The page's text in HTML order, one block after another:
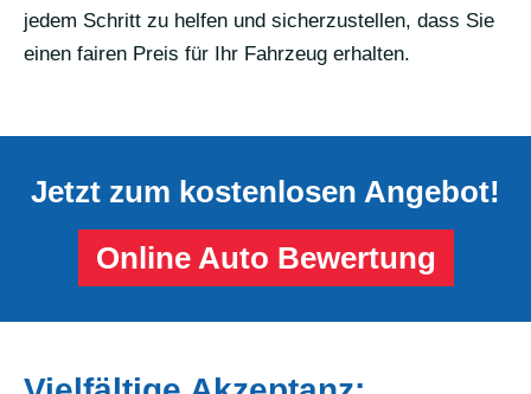
jedem Schritt zu helfen und sicherzustellen, dass Sie
einen fairen Preis für Ihr Fahrzeug erhalten.
Jetzt zum kostenlosen Angebot!
Online Auto Bewertung